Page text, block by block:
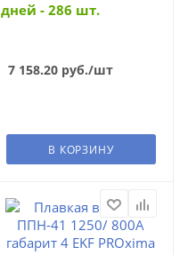
дней - 286 шт.
7 158.20руб./шт
В КОРЗИНУ